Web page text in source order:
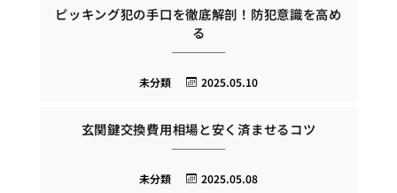
ピッキング犯の手口を徹底解剖！防犯意識を高め
る
2025.05.10
未分類
玄関鍵交換費用相場と安く済ませるコツ
2025.05.08
未分類